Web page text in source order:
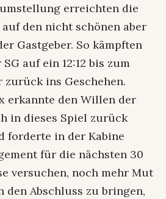
erreichten die
den nicht schönen aber
Gastgeber. So kämpften
auf ein 12:12 bis zum
ins Geschehen.
erkannte den Willen der
in dieses Spiel zurück
forderte in der Kabine
für die nächsten 30
versuchen, noch mehr Mut
den Abschluss zu bringen,